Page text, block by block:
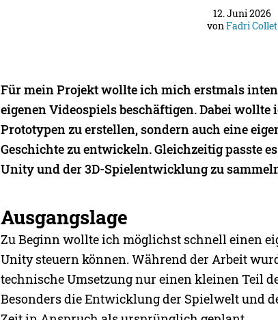
12. Juni 2026
vonFadri Collet
Für mein Projekt wollte ich mich erstmals
eigenen Videospiels beschäftigen. Dabei
Prototypen zu erstellen, sondern auch eine
Geschichte zu entwickeln. Gleichzeitig passte
Unity und der 3D-Spielentwicklung zu
Ausgangslage
Zu Beginn wollte ich möglichst schnell einen
Unity steuern können. Während der Arbeit
technische Umsetzung nur einen kleinen Teil
Besonders die Entwicklung der Spielwelt und